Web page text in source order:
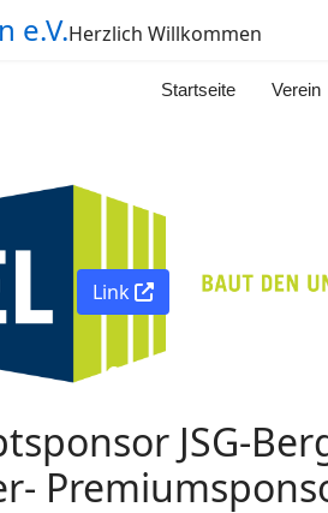
e.V.Herzlich Willkommen
Startseite Verein
JSG-